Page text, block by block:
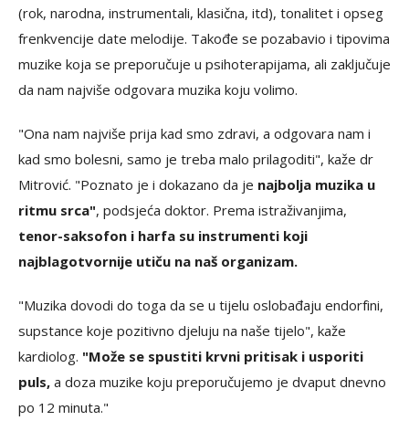
(rok, narodna, instrumentali, klasična, itd), tonalitet i opseg
frenkvencije date melodije. Takođe se pozabavio i tipovima
muzike koja se preporučuje u psihoterapijama, ali zaključuje
da nam najviše odgovara muzika koju volimo.
"Ona nam najviše prija kad smo zdravi, a odgovara nam i
kad smo bolesni, samo je treba malo prilagoditi", kaže dr
Mitrović. "Poznato je i dokazano da je najbolja muzika u
ritmu srca", podsjeća doktor. Prema istraživanjima,
tenor-saksofon i harfa su instrumenti koji
najblagotvornije utiču na naš organizam.
"Muzika dovodi do toga da se u tijelu oslobađaju endorfini,
supstance koje pozitivno djeluju na naše tijelo", kaže
kardiolog. "Može se spustiti krvni pritisak i usporiti
puls, a doza muzike koju preporučujemo je dvaput dnevno
po 12 minuta."